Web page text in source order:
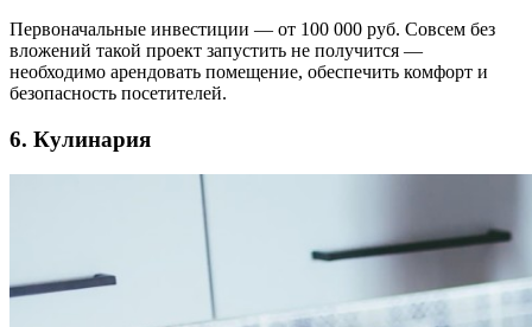
Первоначальные инвестиции — от 100 000 руб. Совсем без
вложений такой проект запустить не получится —
необходимо арендовать помещение, обеспечить комфорт и
безопасность посетителей.
6. Кулинария